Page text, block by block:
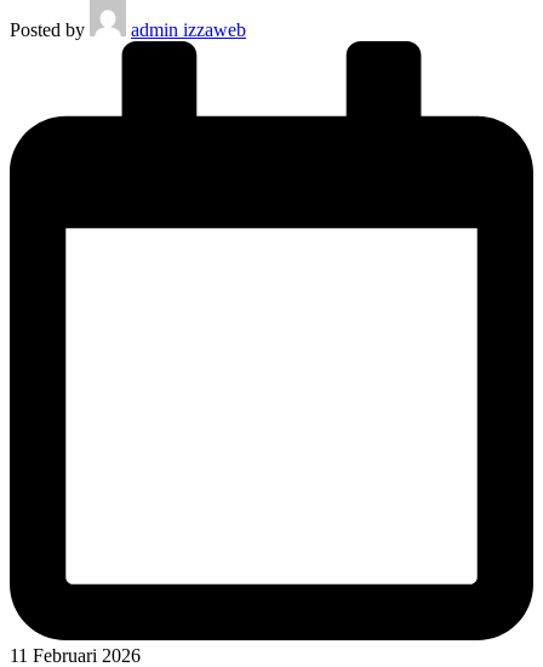
Posted by admin izzaweb
11 Februari 2026